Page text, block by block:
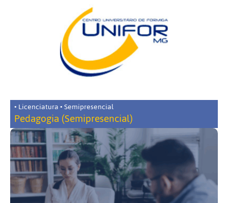
• Licenciatura • Semipresencial
Pedagogia (Semipresencial)